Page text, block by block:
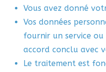
Vous avez donné
Vos données
fournir un service
accord conclu avec
Le traitement est